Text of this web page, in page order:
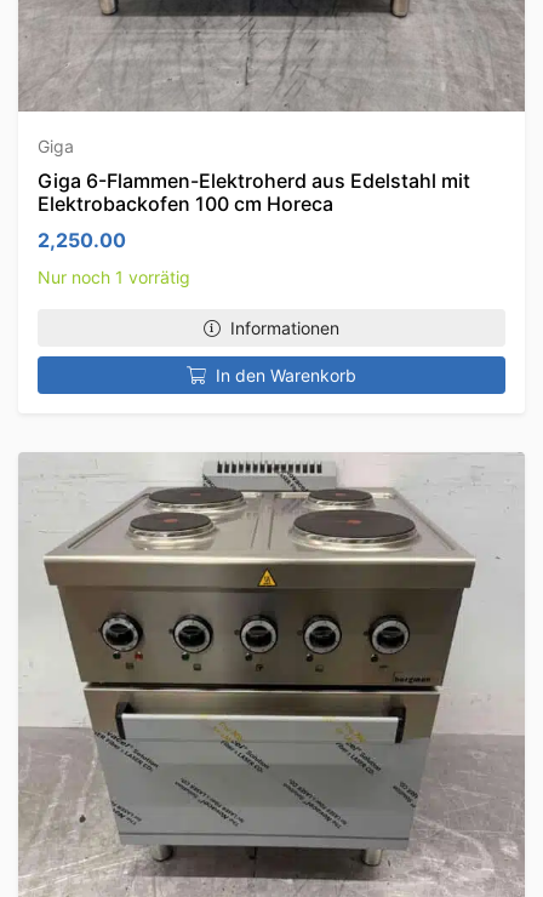
Giga
Giga 6-Flammen-Elektroherd aus Edelstahl mit
Elektrobackofen 100 cm Horeca
2,250.00
Nur noch 1 vorrätig
Informationen
In den Warenkorb